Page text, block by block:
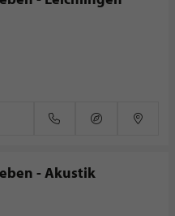
- Akustik